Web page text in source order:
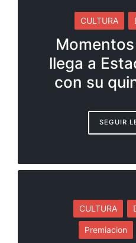
CULTURA
llega a
con su
SEGUIR
CULTURA
Premiacion